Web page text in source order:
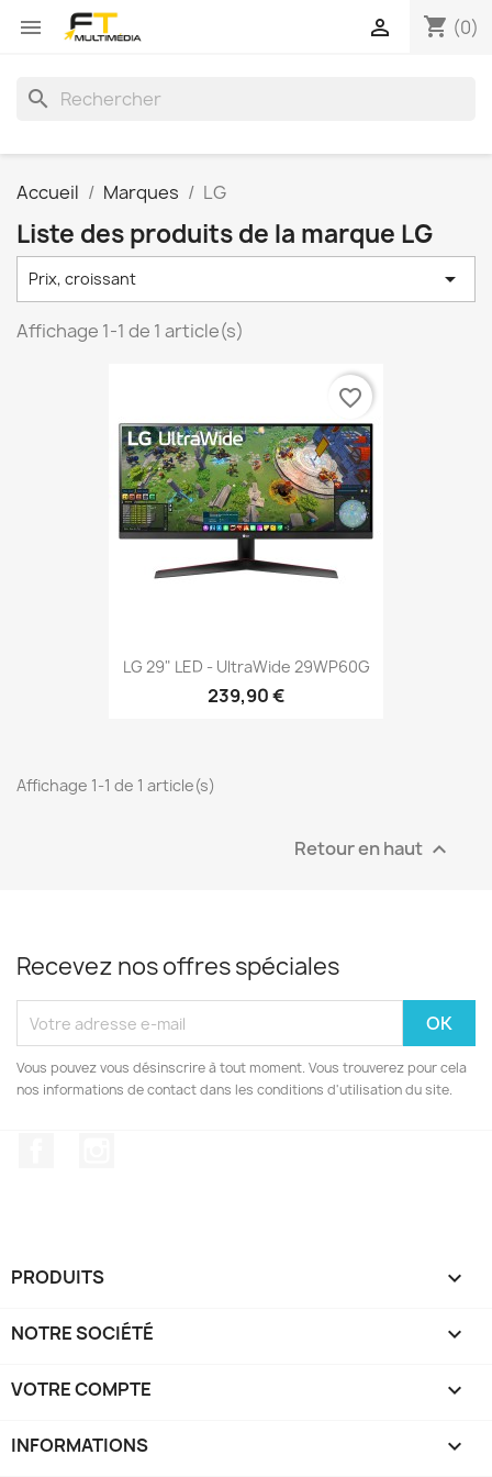
 shopping_cart (0)

search
Accueil Marques LG
Liste des produits de la marque LG
Prix, croissant 
Affichage 1-1 de 1 article(s)
LG 29" LED - UltraWide 29WP60G
239,90 €
favorite_border
Affichage 1-1 de 1 article(s)
Retour en haut 
Recevez nos offres spéciales
Vous pouvez vous désinscrire à tout moment. Vous trouverez pour cela
nos informations de contact dans les conditions d'utilisation du site.
PRODUITS 
NOTRE SOCIÉTÉ 
VOTRE COMPTE 
INFORMATIONS keyboard_arrow_down